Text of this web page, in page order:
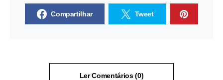
Compartilhar Tweet
Ler Comentários (0)